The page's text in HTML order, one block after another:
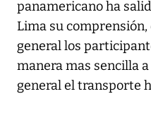
panamericano ha
Lima su
general los
manera mas sencilla
general el transporte